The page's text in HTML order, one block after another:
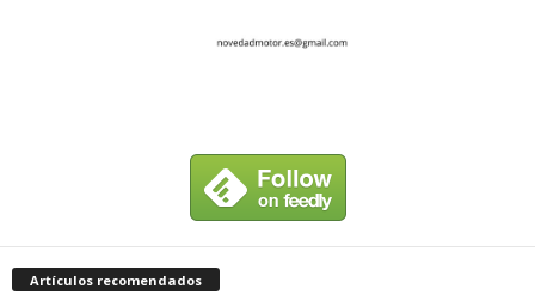
Artículos recomendados